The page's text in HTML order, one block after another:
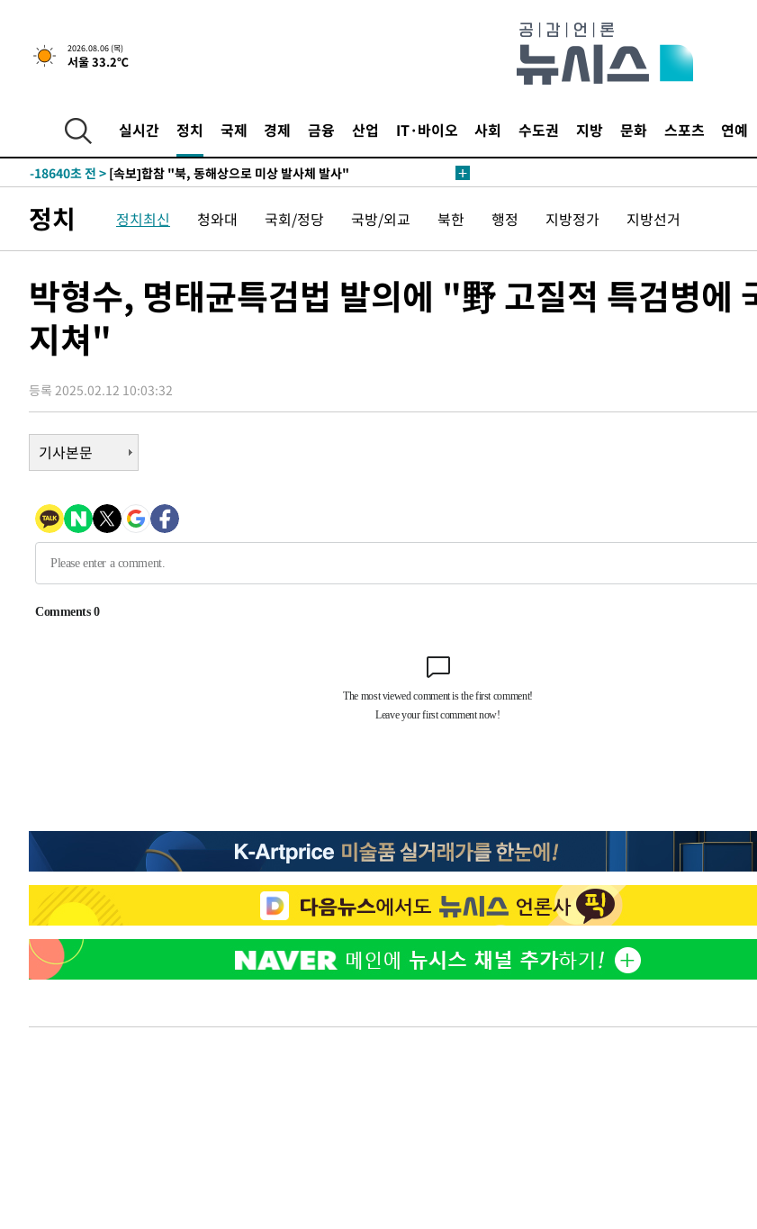
2026.08.06 (목)
서울 33.2℃
실시간 정치 국제 경제 금융 산업 IT·바이오 사회 수도권 지방 문화 스포츠 연예
1시간 전 >[속보]경찰, '홍명보 선임 논란' 대한축구협회·축구회관 등 압수수색
-21056초 전 >[속보]합참 "北 발사체는 단거리탄도미사일…감시·경계태세 강
-19234초 전 >
[속보] SKT, 에이닷 서비스 장애 발생…"원인 파악 중"
-18640초 전 >
-18036초 전 > '낮 최고 39도' 불볕더위…한밤 열대야도 계속[내일날씨]
-17657초 전 >
"韓 외환시장 개입 관측 배경엔 美의 대한국 무역적자 있어"
-17484초 전 >'월드컵 탈락 후폭풍' 축구협회…초유의 압수수색에 '충격·당황'
-16886초 전 >[속보]종합특검, 대검 추가 압수수색…내란 중요임무종사 혐의
-12981초 전 >[속보]코스닥, 800p 회복…0.26% 오른 801.67 마감
-12911초 전 >
-10375초 전 >"여기 떨어졌다"…다누리, 스페이스X 로켓 달 충돌 흔적 포착
-21초 전 >내일까지 39도 '펄펄'…기상청 "태풍 지나며 폭염 잠시 꺾인다"
5분 전 >트럼프, 한국계 진보 주지사 후보 맹공…"공산주의가 최대 위협"
6분 전 >"美간섭에 합의 지연"…트럼프, '이란 호르무즈 통제권' 수용할까
1시간 전 >[속보]산업장관 "李정부, 원전 반대 안해…안정 전력 위해 불가피"
[속보]7~9일 프로야구 3연전도 폭염 취소…11일 재개
-12981초 전 >[속보]코스닥, 800p 회복…0.26% 오른 801.67 마감
-12911초 전 >
[속보]코스피, 301.88포인트(4.58%) 내린 6296.38 마감
-10375초 전 > "여기 떨어졌다"…다누리, 스페이스X 로켓 달 충돌 흔적 포착
-7420초 전 >손흥민, 5경기 연속골 실패…LAFC는 승부차기 끝 과달라하라 격파
-21초 전 >
내일까지 39도 '펄펄'…기상청 "태풍 지나며 폭염 잠시 꺾인다"
5분 전 >트럼프, 한국계 진보 주지사 후보 맹공…"공산주의가 최대 위협"
1시간 전 >[속보]산업장관 "李정부, 원전 반대 안해…안정 전력 위해 불가피"
정치 정치최신 청와대 국회/정당 국방/외교 북한 행정 지방정가 지방선거
박형수, 명태균특검법 발의에 "野 고질적 특검병에
지쳐"
등록 2025.02.12 10:03:32
기사본문
2
황기순 "원정 도
도피"
3
이승기 측 "차가
사기 수법…엄
4
아이유, 장기하
5
허지웅 "우리가